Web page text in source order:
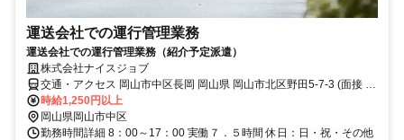
運送会社での運行管理業務
運送会社での運行管理業務（紹介予定派遣）
株式会社ナイスジョブ
交通・アクセス 岡山市中区長岡 岡山県 岡山市北区野田5-7-3 (面接 株
式会社ナイスジョブ)
時給1,250円以上
岡山県岡山市中区
勤務時間詳細 8：00～17：00 実働７．５時間 休日：日・祝・その他